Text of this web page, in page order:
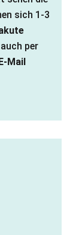
sich 1-3
per
Mail